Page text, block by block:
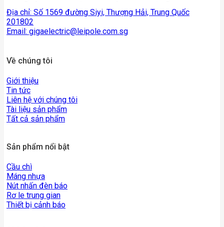
Địa chỉ: Số 1569 đường Siyi, Thượng Hải, Trung Quốc
201802
Email: gigaelectric@leipole.com.sg
Về chúng tôi
Giới thiệu
Tin tức
Liên hệ với chúng tôi
Tài liệu sản phẩm
Tất cả sản phẩm
Sản phẩm nổi bật
Cầu chì
Máng nhựa
Nút nhấn đèn báo
Rơ le trung gian
Thiết bị cảnh báo